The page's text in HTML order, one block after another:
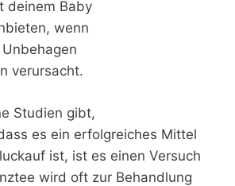
deinem Baby
wenn
verursacht.
Studien gibt,
es ein erfolgreiches Mittel
ist, ist es einen Versuch
wird oft zur Behandlung